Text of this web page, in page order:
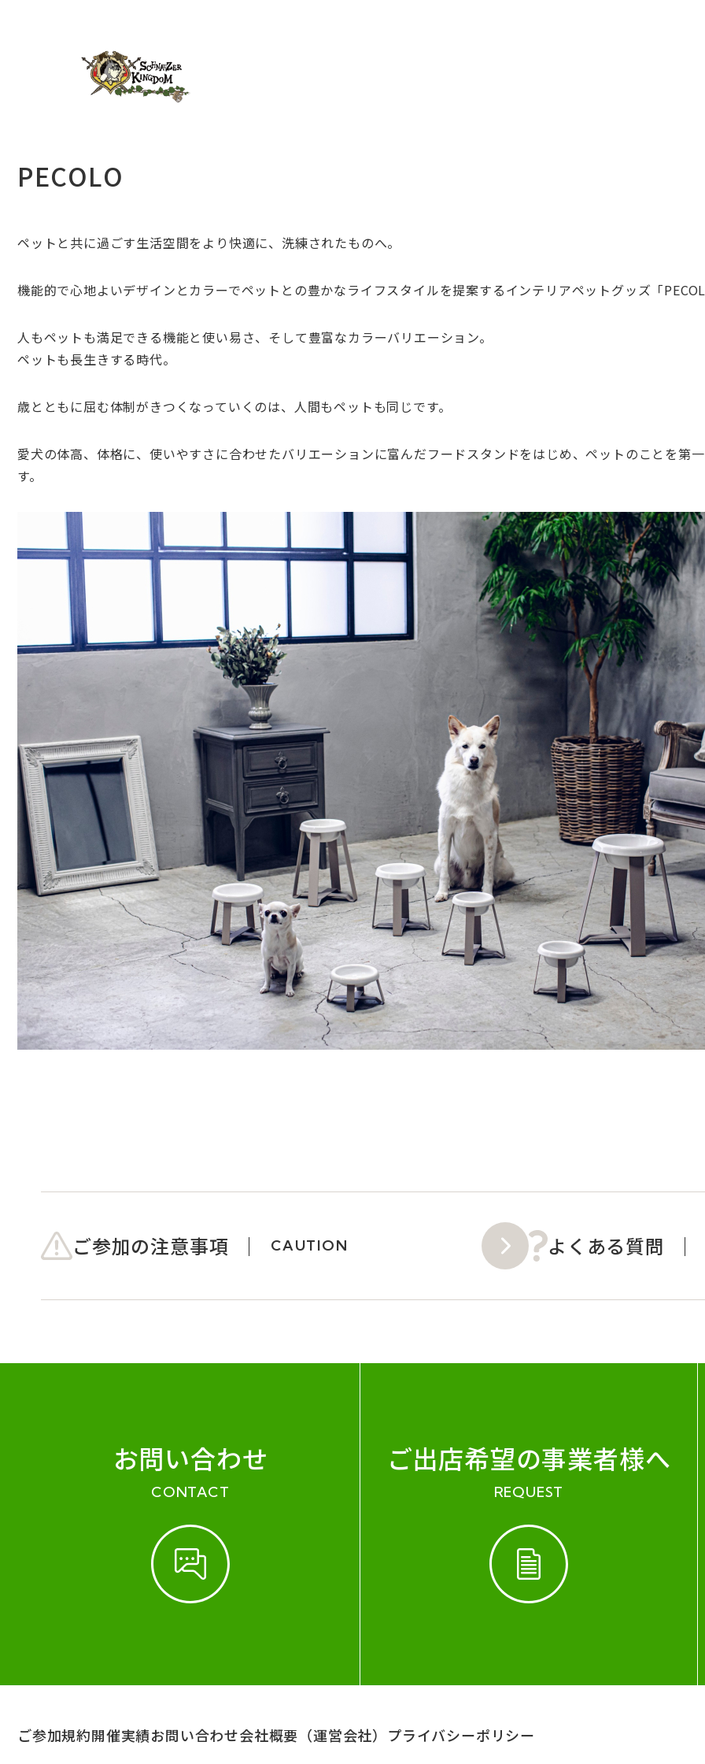
PECOLO
ペットと共に過ごす生活空間をより快適に、洗練されたものへ。
機能的で心地よいデザインとカラーでペットとの豊かなライフスタイルを提案するインテリアペットグッズ「
人もペットも満足できる機能と使い易さ、そして豊富なカラーバリエーション。
ペットも長生きする時代。
歳とともに屈む体制がきつくなっていくのは、人間もペットも同じです。
愛犬の体高、体格に、使いやすさに合わせたバリエーションに富んだフードスタンドをはじめ、ペットのことを第
す。
ご参加の注意事項 CAUTION よくある質問
お問い合わせ
CONTACT
ご出店希望の事業者様へ
REQUEST
ご参加規約開催実績お問い合わせ会社概要（運営会社） プライバシーポリシー